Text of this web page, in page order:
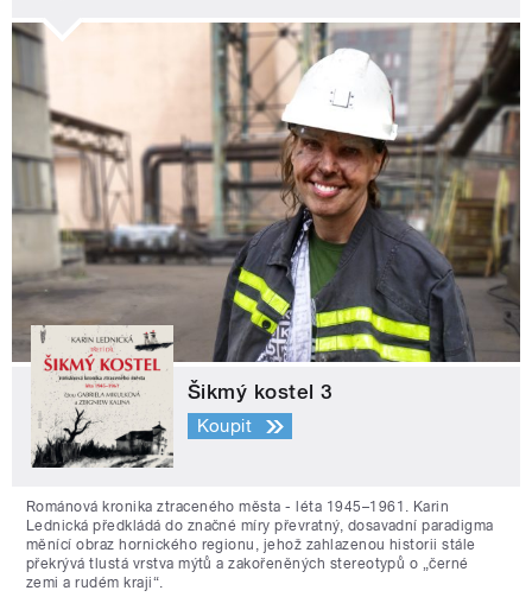
Šikmý kostel 3
Koupit
Románová kronika ztraceného města - léta 1945–1961. Karin
Lednická předkládá do značné míry převratný, dosavadní paradigma
měnící obraz hornického regionu, jehož zahlazenou historii stále
překrývá tlustá vrstva mýtů a zakořeněných stereotypů o „černé
zemi a rudém kraji“.